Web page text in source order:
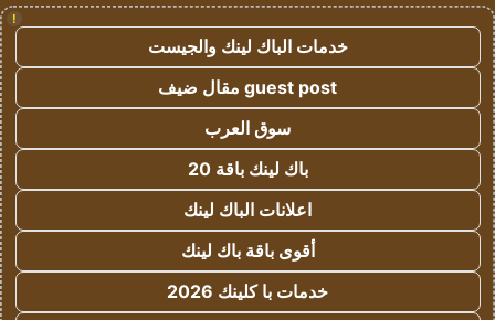
!
خدمات الباك لينك والجيست
guest post مقال ضيف
سوق العرب
باك لينك باقة 20
اعلانات الباك لينك
أقوى باقة باك لينك
خدمات با كلينك 2026